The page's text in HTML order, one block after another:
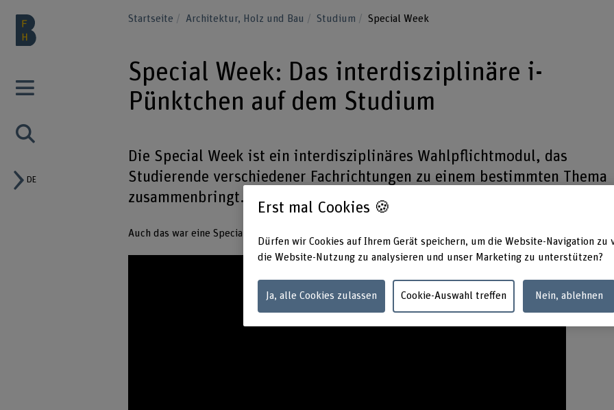
DE
Startseite Architektur, Holz und Bau Studium Special Week
Special Week: Das interdisziplinäre i-
Pünktchen auf dem Studium
Die Special Week ist ein interdisziplinäres Wahlpflichtmodul, das
Studierende verschiedener Fachrichtungen zu einem bestimmten Thema
zusammenbringt.​
Auch das war eine Special Week: Roby, Steady, Go - wie man einem Roboter Beine macht.
Erst mal Cookies 🍪
Dürfen wir Cookies auf Ihrem Gerät speichern, um die Website-Navigation zu
die Website-Nutzung zu analysieren und unser Marketing zu unterstützen?
Ja, alle Cookies zulassen Cookie-Auswahl treffen Nein, ablehnen